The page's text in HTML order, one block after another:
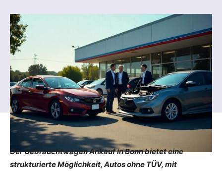
Der Gebrauchtwagen Ankauf in Bonn bietet eine
strukturierte Möglichkeit, Autos ohne TÜV, mit